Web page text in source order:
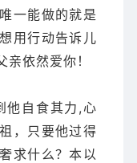
一能做的就是
用行动告诉儿
依然爱你！
他自食其力,心
，只要他过得
求什么？本以